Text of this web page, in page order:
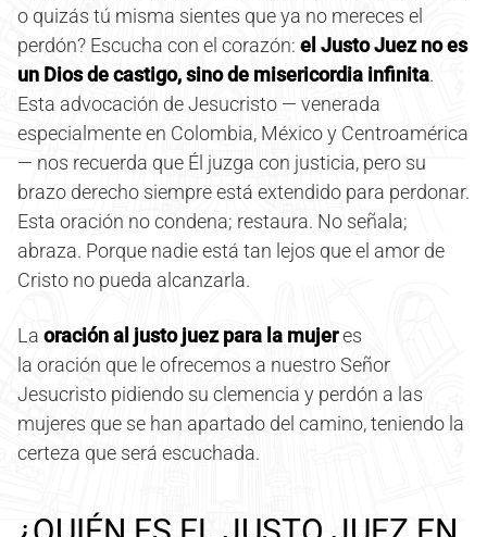
o quizás tú misma sientes que ya no mereces el
perdón? Escucha con el corazón: el Justo Juez no es
un Dios de castigo, sino de misericordia infinita.
Esta advocación de Jesucristo — venerada
especialmente en Colombia, México y Centroamérica
— nos recuerda que Él juzga con justicia, pero su
brazo derecho siempre está extendido para perdonar.
Esta oración no condena; restaura. No señala;
abraza. Porque nadie está tan lejos que el amor de
Cristo no pueda alcanzarla.
La oración al justo juez para la mujeres
la oración que le ofrecemos a nuestro Señor
Jesucristo pidiendo su clemencia y perdón a las
mujeres que se han apartado del camino, teniendo la
certeza que será escuchada.